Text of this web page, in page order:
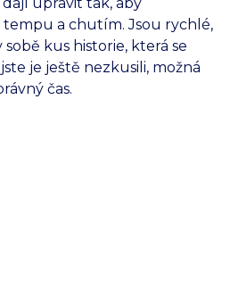
upravit tak, aby
a chutím. Jsou rychlé,
kus historie, která se
je ještě nezkusili, možná
čas.